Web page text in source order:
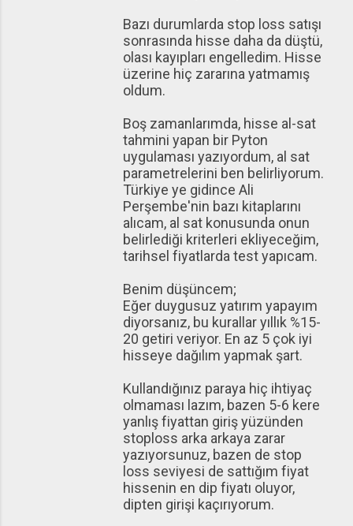
Bazı durumlarda stop loss satışı
sonrasında hisse daha da düştü,
olası kayıpları engelledim. Hisse
üzerine hiç zararına yatmamış
oldum.
Boş zamanlarımda, hisse al-sat
tahmini yapan bir Pyton
uygulaması yazıyordum, al sat
parametrelerini ben belirliyorum.
Türkiye ye gidince Ali
Perşembe'nin bazı kitaplarını
alıcam, al sat konusunda onun
belirlediği kriterleri ekliyeceğim,
tarihsel fiyatlarda test yapıcam.
Benim düşüncem;
Eğer duygusuz yatırım yapayım
diyorsanız, bu kurallar yıllık %15-
20 getiri veriyor. En az 5 çok iyi
hisseye dağılım yapmak şart.
Kullandığınız paraya hiç ihtiyaç
olmaması lazım, bazen 5-6 kere
yanlış fiyattan giriş yüzünden
stoploss arka arkaya zarar
yazıyorsunuz, bazen de stop
loss seviyesi de sattığım fiyat
hissenin en dip fiyatı oluyor,
dipten girişi kaçırıyorum.